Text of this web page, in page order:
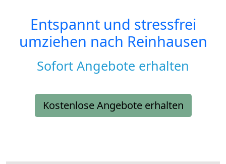
Entspannt und stressfrei
umziehen nach Reinhausen
Sofort Angebote erhalten
Kostenlose Angebote erhalten